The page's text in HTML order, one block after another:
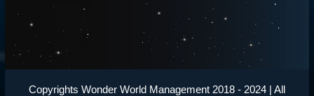
Copyrights Wonder World Management 2018 - 2024 | All